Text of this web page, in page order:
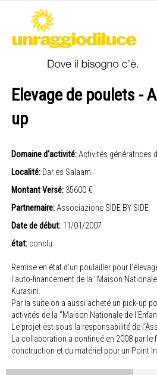
Elevage de poulets -
up
Domaine d'activité:Activités génératrices
Localité: Dar es Salaam
Montant Versé: 35600 €
Partnernaire:Associazione SIDE BY SIDE
Date de début: 11/01/2007
état: conclu
Remise en état d‘un poulailler pour
l‘auto-financement de la "Maison
Kurasini.
Par la suite on a aussi acheté un pick-up
activités de la "Maison Nationale de
Le projet est sous la responsabilité de
La collaboration a continué en 2008 par le
conctruction et du matériel pour un Point